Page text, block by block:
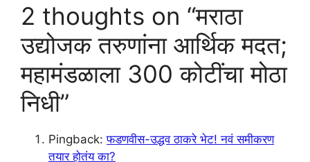
2 thoughts on “मराठा
उद्योजक तरुणांना आर्थिक मदत;
महामंडळाला 300 कोटींचा मोठा
निधी”
Pingback:फडणवीस-उद्धव ठाकरे भेट! नवं समीकरण
तयार होतंय का?